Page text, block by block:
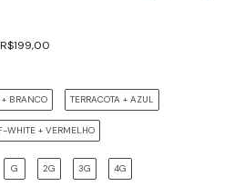
R$199,00
+ BRANCO TERRACOTA + AZUL
WHITE + VERMELHO
G 2G 3G 4G